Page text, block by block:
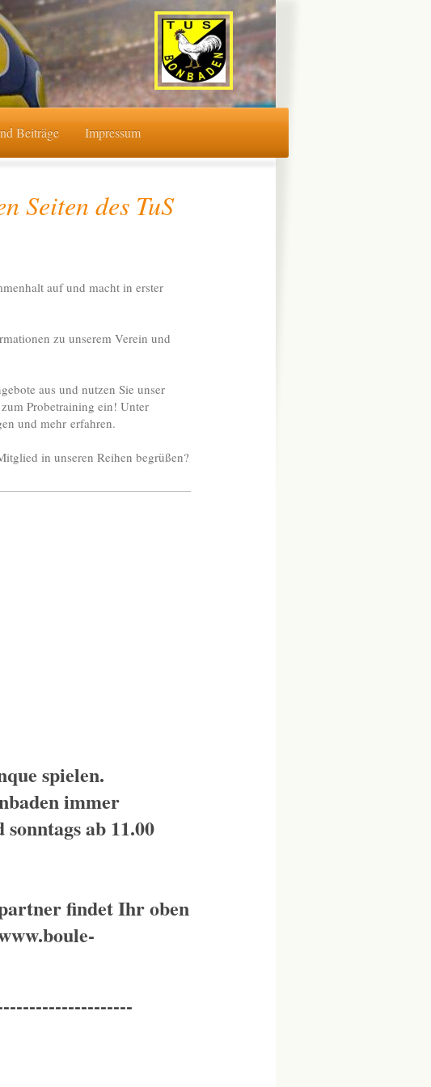
Beiträge Impressum
Seiten des TuS
auf und macht in erster
zu unserem Verein und
aus und nutzen Sie unser
Probetraining ein! Unter
und mehr erfahren.
in unseren Reihen begrüßen?
spielen.
immer
ab 11.00
findet Ihr oben